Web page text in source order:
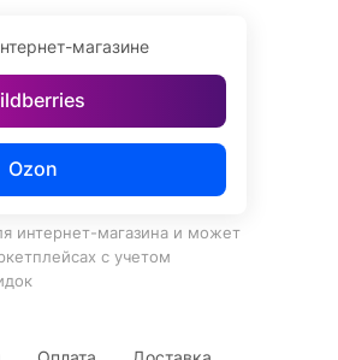
магазине
Ozon
интернет-магазина и может
с учетом